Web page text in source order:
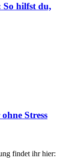
hilfst du,
Stress
findet ihr hier: